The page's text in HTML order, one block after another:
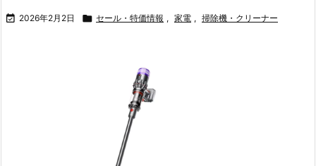
 2026年2月2日  セール・特価情報 , 家電 , 掃除機・クリーナー